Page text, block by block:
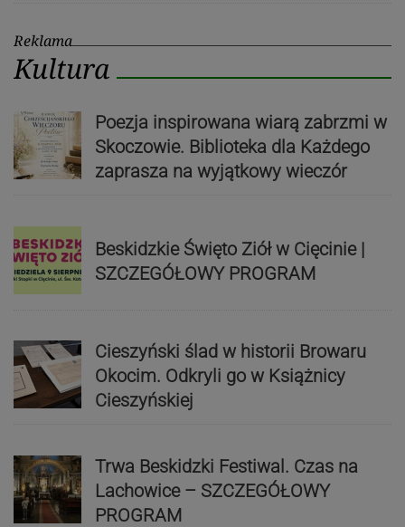
Reklama
Kultura
Poezja inspirowana wiarą zabrzmi w
Skoczowie. Biblioteka dla Każdego
zaprasza na wyjątkowy wieczór
Beskidzkie Święto Ziół w Cięcinie |
SZCZEGÓŁOWY PROGRAM
Cieszyński ślad w historii Browaru
Okocim. Odkryli go w Książnicy
Cieszyńskiej
Trwa Beskidzki Festiwal. Czas na
Lachowice – SZCZEGÓŁOWY
PROGRAM